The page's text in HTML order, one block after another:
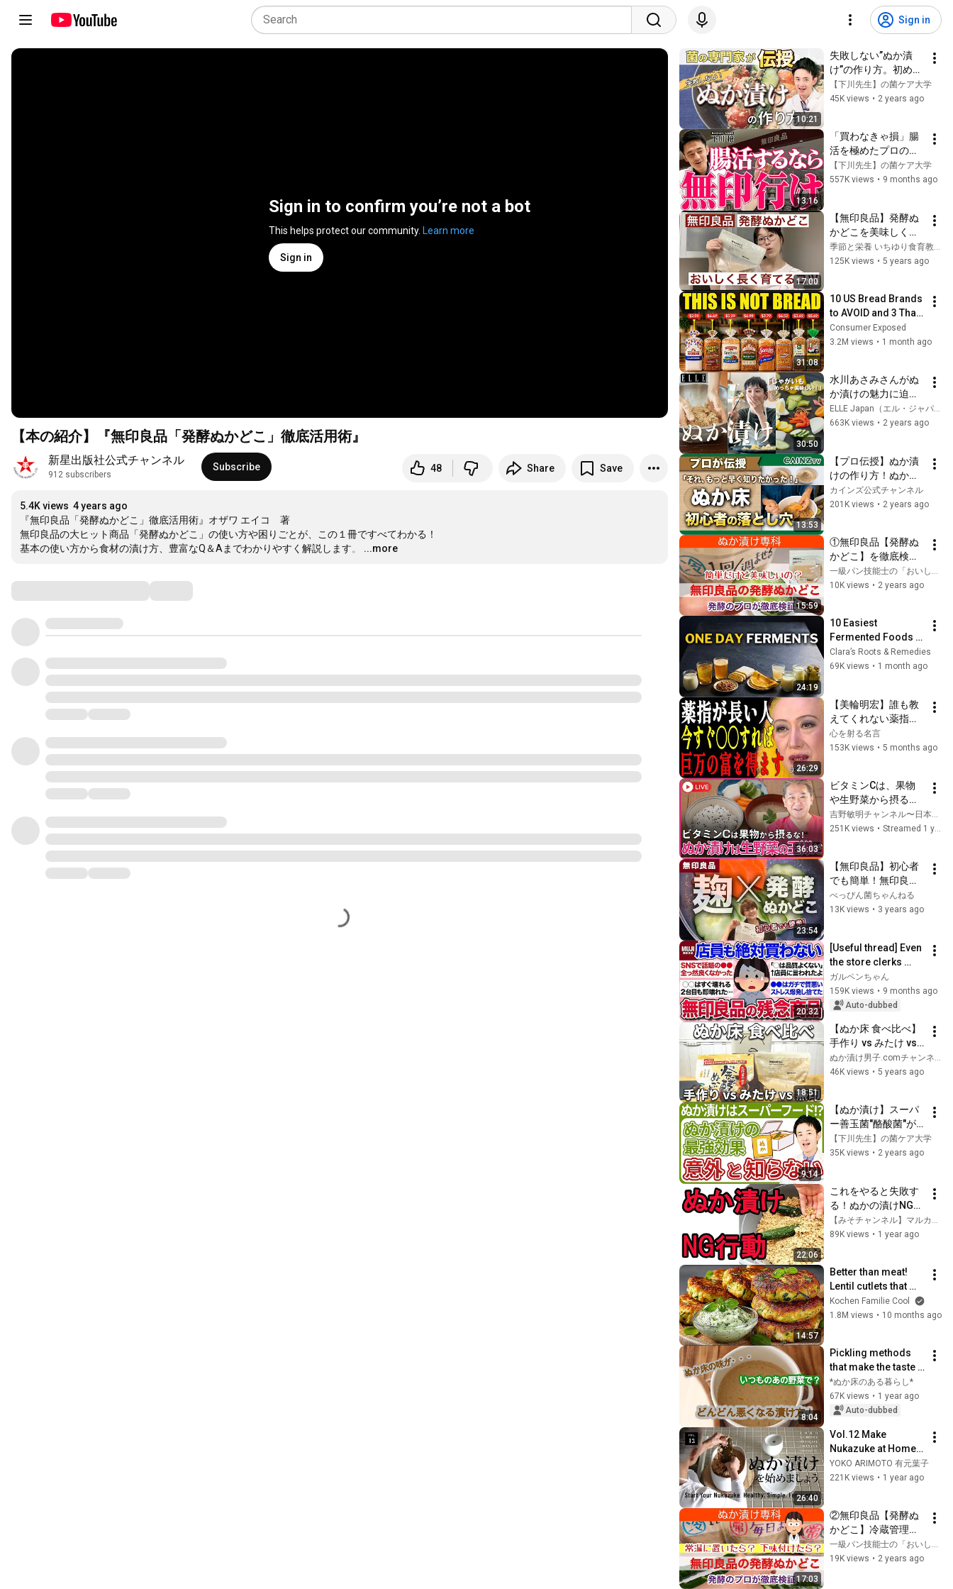
Sign in
Sign in to confirm you’re not a bot
This helps protect our community. Learn more
Sign in
【本の紹介】『無印良品「発酵ぬかどこ」徹底活用術』
新星出版社公式チャンネル
912 subscribers
Subscribe 48 Share Save
5.4K views 4 years ago
『無印良品「発酵ぬかどこ」徹底活用術』オザワ エイコ　著
無印良品の大ヒット商品「発酵ぬかどこ」の使い方や困りごとが、この１冊ですべてわかる！
基本の使い方から食材の漬け方、豊富なQ＆Aまでわかりやすく解説します。
…
...more
10:21
失敗しない”ぬか漬
け”の作り方。初めて
の｢ぬか床｣作りでよ
くある失敗と対策方
【下川先生】の菌ケア大学
45K views • 2 years ago
13:16
「買わなきゃ損」腸
活を極めたプロのお
すすめ無印良品食品6
選が美味しすぎた
【下川先生】の菌ケア大学
557K views • 9 months ago
17:00
【無印良品】発酵ぬ
かどこを美味しく長
持ちさせるコツ
季節と栄養 いちゆり食育教室
125K views • 5 years ago
31:08
10 US Bread Brands
to AVOID and 3 That
Are Actually Safe
Consumer Exposed
3.2M views • 1 month ago
30:50
水川あさみさんがぬ
か漬けの魅力に迫
る！｜「水川発酵食
道」｜ ELLE Japan
ELLE Japan（エル・ジャパン）
663K views • 2 years ago
13:53
【プロ伝授】ぬか漬
けの作り方！ぬか床
の手入れや疑問を
Q&Aで解決【カイン
カインズ公式チャンネル
201K views • 2 years ago
15:59
①無印良品【発酵ぬ
かどこ】を徹底検
証。ぬか漬けの作り
方、ぬか床の管理、
一級パン技能士の「おいしいおしゃべり」
10K views • 2 years ago
24:19
10 Easiest
Fermented Foods
You Can Make in 24
Hours (No
Clara’s Roots & Remedies
69K views • 1 month ago
26:29
【美輪明宏】誰も教
えてくれない薬指の
真実。長い人は〇〇
を置くだけで家全体
人｜名言｜言葉の力
｜人生哲学｜
心を射る名言
153K views • 5 months ago
36:03
ビタミンCは、果物
や生野菜から摂る
な！　ぬか漬けから
摂れ！ぬか漬けは生
吉野敏明チャンネル〜日本の病を治す〜
251K views • Streamed 1 year ago
23:54
【無印良品】初心者
でも簡単！無印良品
の発酵ぬかどこに麹
を混ぜてみました♪女
についても詳しく解
説しています
べっぴん菌ちゃんねる
13K views • 3 years ago
20:32
[Useful thread] Even
the store clerks
would never buy
this... Tell us about
the products you
ガルペンちゃん
159K views • 9 months ago
Auto-dubbed
18:51
【ぬか床 食べ比べ】
手作り vs みたけ vs
無印
ぬか漬け男子.comチャンネル
46K views • 5 years ago
9:14
【ぬか漬け】スーパ
ー善玉菌"酪酸菌"が
摂れる｢ぬか漬け｣の
最強効果を菌の専門
【下川先生】の菌ケア大学
35K views • 2 years ago
22:06
これをやると失敗す
る！ぬかの漬けNG行
動4選【ぬか漬け作り
方】①
89K views • 1 year ago
14:57
Better than meat!
Lentil cutlets that my
90-year-old aunt
eats daily for strong
Kochen Familie Cool
1.8M views • 10 months ago
8:04
Pickling methods
that make the taste
of your rice bran
bed worse and
worse! Don't do this
*ぬか床のある暮らし*
67K views • 1 year ago
Auto-dubbed
26:40
Vol.12 Make
Nukazuke at Home –
A Traditional
Japanese
YOKO ARIMOTO 有元葉子
221K views • 1 year ago
17:03
②無印良品【発酵ぬ
かどこ】冷蔵管理と
常温管理の違い、ぬ
か床に下味をつけた
一級パン技能士の「おいしいおしゃべり」
19K views • 2 years ago